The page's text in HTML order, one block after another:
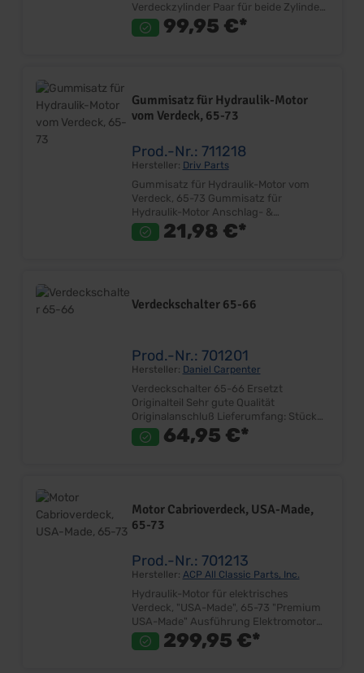
Verdeckzylinder Paar für beide Zylinder
Montagefertig inkl. Anschlußnippel Sehr
gute Qualität Lieferumfang: Paar Preis:99,95 €*
Gummisatz für Hydraulik-Motor
vom Verdeck, 65-73
Prod.-Nr.: 711218
Hersteller: Driv Parts
Gummisatz für Hydraulik-Motor vom
Verdeck, 65-73 Gummisatz für
Hydraulik-Motor Anschlag- &
Vibrationsdämpfer Ersetzt Originalteil
Sehr gute Qualität Lieferumfang: Satz
21,98 €*
Verdeckschalter 65-66
Prod.-Nr.: 701201
Hersteller: Daniel Carpenter
Verdeckschalter 65-66 Ersetzt
Originalteil Sehr gute Qualität
Originalanschluß Lieferumfang: Stück
Preis: Pro Stück Einbauort:
Armaturenbrett
64,95 €*
Motor Cabrioverdeck, USA-Made,
65-73
Prod.-Nr.: 701213
Hersteller: ACP All Classic Parts, Inc.
Hydraulik-Motor für elektrisches
Verdeck, "USA-Made", 65-73 "Premium
USA-Made" Ausführung Elektromotor
für Verdeckbetätigung Ersetzt
Originalteil Sehr gute Qualität299,95 €*